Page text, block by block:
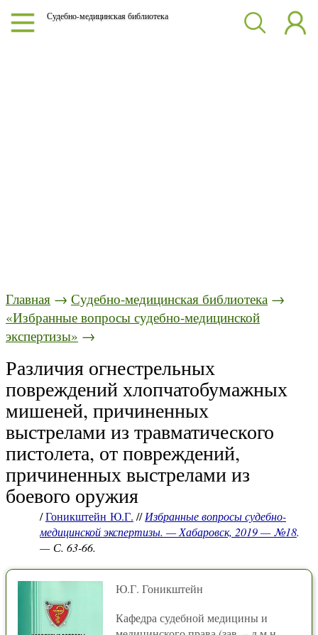
Судебно-медицинская библиотека
Главная → Судебно-медицинская библиотека →
«Избранные вопросы судебно-медицинской
экспертизы» →
Различия огнестрельных
повреждений хлопчатобумажных
мишеней, причиненных
выстрелами из травматического
пистолета, от повреждений,
причиненных выстрелами из
боевого оружия
/Гоникштейн Ю.Г. //Избранные вопросы судебно-
медицинской экспертизы. — Хабаровск, 2019 — №18.
— С. 63-66.
Ю.Г. Гоникштейн
Кафедра судебной медицины и